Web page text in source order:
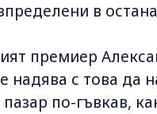
в
премиер
надява с това да
по-гъвкав,